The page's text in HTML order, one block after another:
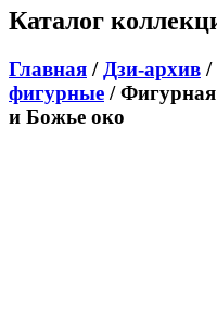
Каталог
Главная / Дзи-архив /
фигурные /
и Божье око